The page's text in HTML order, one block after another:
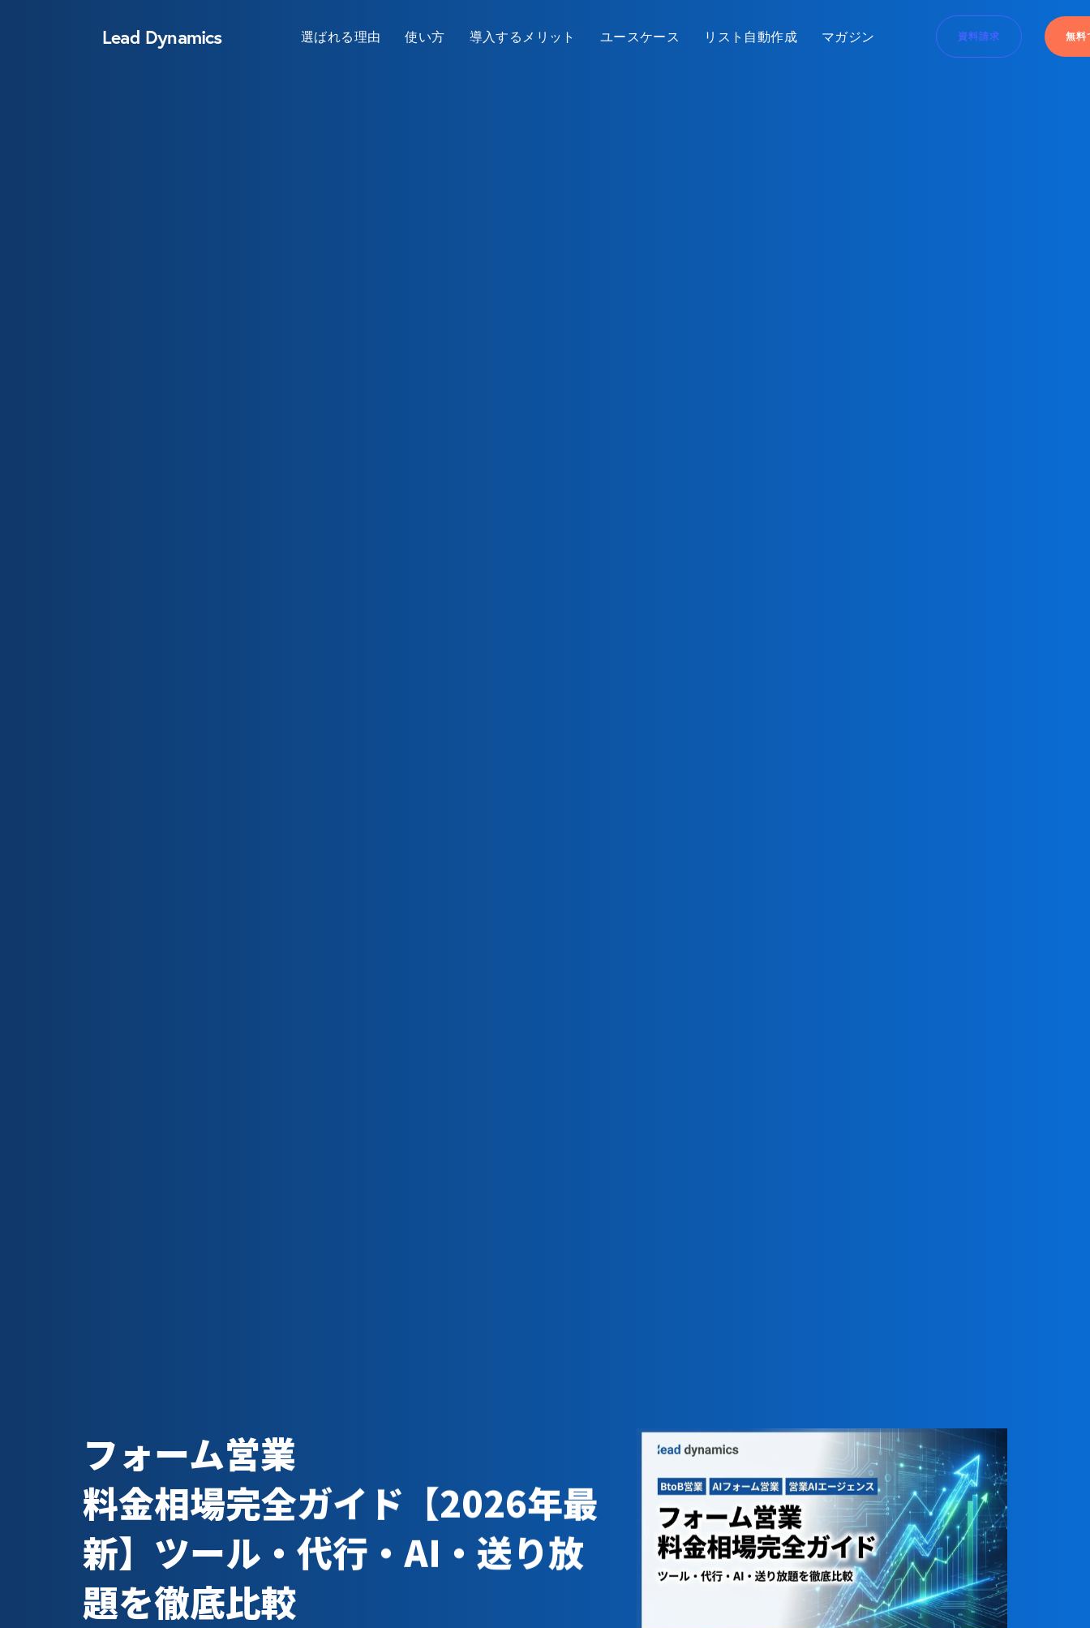
Lead Dynamics 選ばれる理由 使い方 導入するメリット ユースケース リスト自動作成 マガジン 資料請求 無料
フォーム営業
料金相場完全ガイド【2026年最
新】ツール・代行・AI・送り放
題を徹底比較